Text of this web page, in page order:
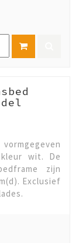
wit. De
zijn
Exclusief